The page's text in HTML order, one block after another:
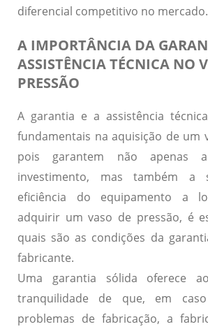
diferencial competitivo no mercado.
A IMPORTÂNCIA DA
ASSISTÊNCIA TÉCNICA NO
PRESSÃO
A garantia e a assistência técnica
fundamentais na aquisição de um
pois garantem não apenas
investimento, mas também a
eficiência do equipamento a
adquirir um vaso de pressão, é
quais são as condições da
fabricante.
Uma garantia sólida oferece
tranquilidade de que, em
problemas de fabricação, a